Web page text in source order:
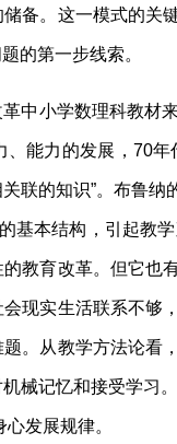
备。这一模式的关
的第一步线索。
中小学数理科教材
能力的发展，70
联的知识”。布鲁
基本结构，引起教
教育改革。但它也
现实生活联系不够
。从教学方法论看
械记忆和接受学习
发展规律。